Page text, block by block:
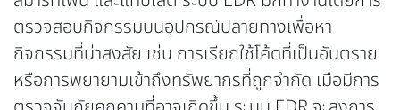
ตรวจสอบกิจกรรมบนอุปกรณ์ปลายทางเพื่อหา
กิจกรรมที่น่าสงสัย เช่น การเรียกใช้โค้ดที่เป็นอันตราย
หรือการพยายามเข้าถึงทรัพยากรที่ถูกจำกัด เมื่อมีการ